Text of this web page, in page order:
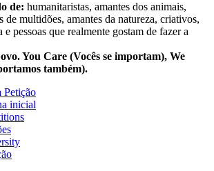
de: humanitaristas, amantes dos animais,
de multidões, amantes da natureza, criativos,
pessoas que realmente gostam de fazer a
You Care (Vocês se importam), We
também).
Petição
inicial